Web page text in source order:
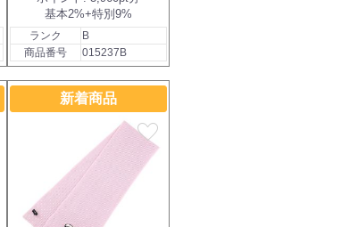
基本2%+特別9%
ランク
B
商品番号
015237B
新着商品
favorite